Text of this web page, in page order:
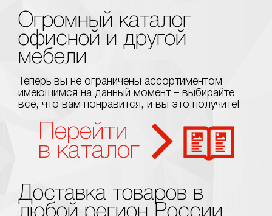
Огромный каталог
офисной и другой
мебели
Теперь вы не ограничены ассортиментом
имеющимся на данный момент – выбирайте
все, что вам понравится, и вы это получите!
Перейти
в каталог
Доставка товаров в
любой регион России